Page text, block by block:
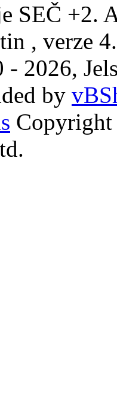
SEČ +2.
, verze
2026,
by